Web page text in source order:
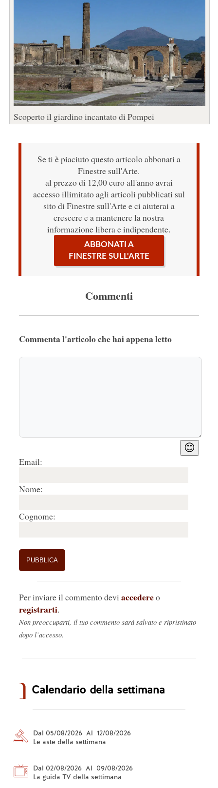
Scoperto il giardino incantato di Pompei
Se ti è piaciuto questo articolo abbonati a
Finestre sull'Arte.
al prezzo di 12,00 euro all'anno avrai
accesso illimitato agli articoli pubblicati sul
sito di Finestre sull'Arte e ci aiuterai a
crescere e a mantenere la nostra
informazione libera e indipendente.
ABBONATI A
FINESTRE SULL'ARTE
Commenti
Commenta l'articolo che hai appena letto
😊
Email:
Nome:
Cognome:
Per inviare il commento devi accedereo
registrarti.
Non preoccuparti, il tuo commento sarà salvato e ripristinato
dopo l’accesso.
Calendario della settimana
Dal 05/08/2026 Al 12/08/2026
Le aste della settimana
Dal 02/08/2026 Al 09/08/2026
La guida TV della settimana